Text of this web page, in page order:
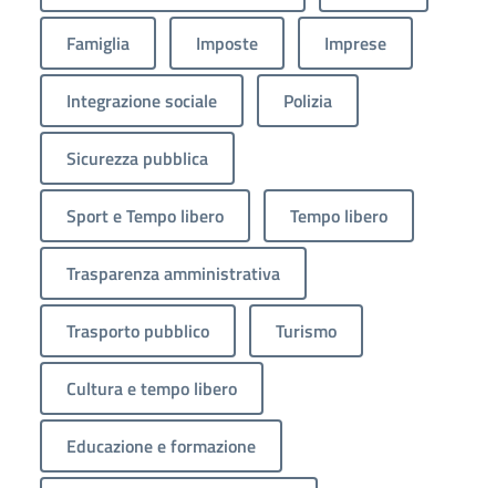
Famiglia Imposte Imprese
Integrazione sociale Polizia
Sicurezza pubblica
Sport e Tempo libero Tempo libero
Trasparenza amministrativa
Trasporto pubblico Turismo
Cultura e tempo libero
Educazione e formazione